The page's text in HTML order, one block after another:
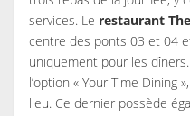
services. Le restaurant
centre des ponts 03 et 04
uniquement pour les
l’option « Your Time Dining
lieu. Ce dernier possède